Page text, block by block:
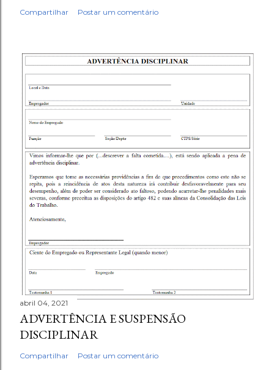
Compartilhar Postar um comentário
abril 04, 2021
ADVERTÊNCIA E SUSPENSÃO
DISCIPLINAR
Compartilhar Postar um comentário